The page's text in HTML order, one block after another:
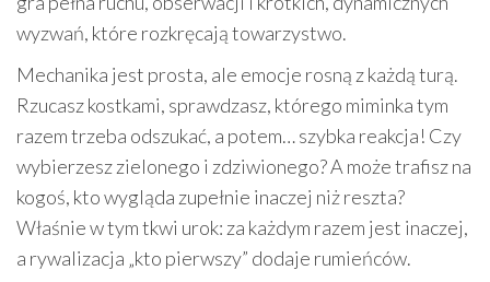
wyzwań, które rozkręcają towarzystwo.
Mechanika jest prosta, ale emocje rosną z każdą turą.
Rzucasz kostkami, sprawdzasz, którego miminka tym
razem trzeba odszukać, a potem… szybka reakcja! Czy
wybierzesz zielonego i zdziwionego? A może trafisz na
kogoś, kto wygląda zupełnie inaczej niż reszta?
Właśnie w tym tkwi urok: za każdym razem jest inaczej,
a rywalizacja „kto pierwszy” dodaje rumieńców.